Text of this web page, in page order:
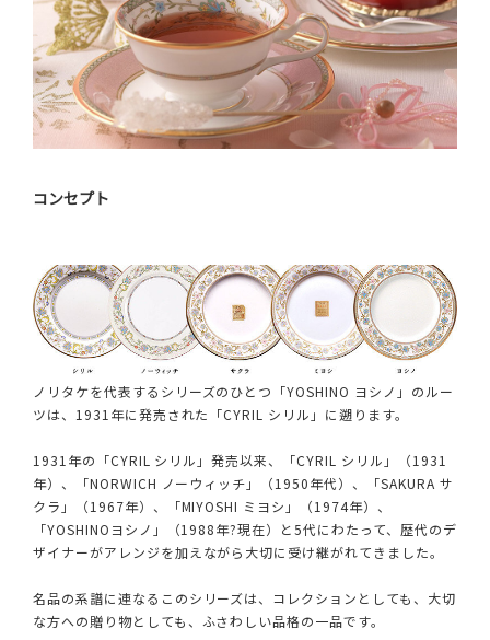
コンセプト
ノリタケを代表するシリーズのひとつ「YOSHINO ヨシノ」のルー
ツは、1931年に発売された「CYRIL シリル」に遡ります。
1931年の「CYRIL シリル」発売以来、「CYRIL シリル」（1931
年）、「NORWICH ノーウィッチ」（1950年代）、「SAKURA サ
クラ」（1967年）、「MIYOSHI ミヨシ」（1974年）、
「YOSHINOヨシノ」（1988年?現在）と5代にわたって、歴代のデ
ザイナーがアレンジを加えながら大切に受け継がれてきました。
名品の系譜に連なるこのシリーズは、コレクションとしても、大切
な方への贈り物としても、ふさわしい品格の一品です。